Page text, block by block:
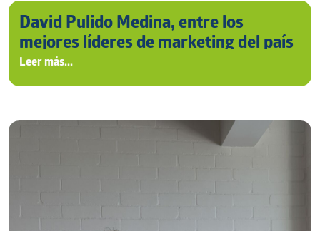
David Pulido Medina, entre los
mejores líderes de marketing del país
Leer más...